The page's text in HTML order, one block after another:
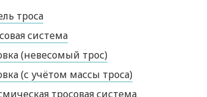
троса
система
(невесомый трос)
(с учётом массы троса)
тросовая система